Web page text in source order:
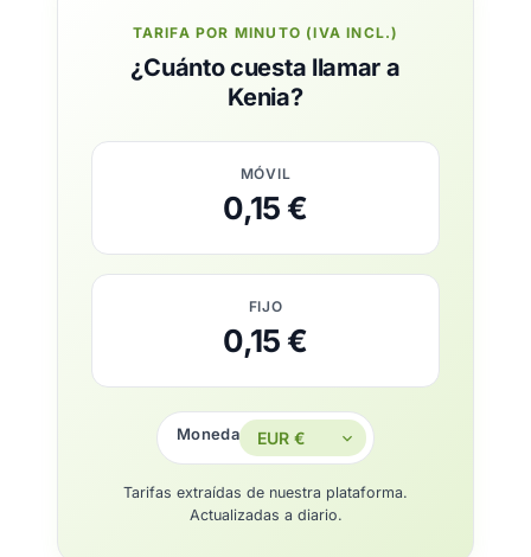
TARIFA POR MINUTO (IVA INCL.)
¿Cuánto cuesta llamar a
Kenia?
MÓVIL
0,15 €
FIJO
0,15 €
Moneda
Tarifas extraídas de nuestra plataforma.
Actualizadas a diario.